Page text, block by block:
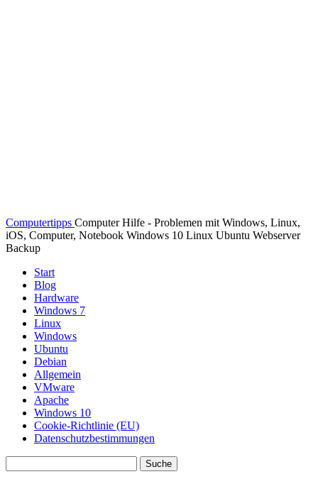
Computertipps Computer Hilfe - Problemen mit Windows, Linux,
iOS, Computer, Notebook Windows 10 Linux Ubuntu Webserver
Backup
Start
Blog
Hardware
Windows 7
Linux
Windows
Ubuntu
Debian
Allgemein
VMware
Apache
Windows 10
Cookie-Richtlinie (EU)
Datenschutzbestimmungen